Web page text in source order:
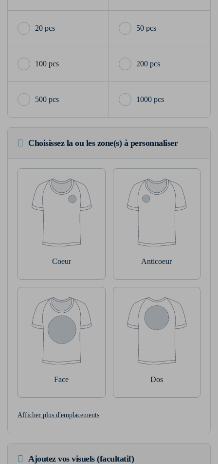
20 pcs 50 pcs
100 pcs 200 pcs
500 pcs 1000 pcs
Choisissez la ou les zone(s) à personnaliser
Coeur Anticoeur
Face Dos
Afficher plus d'emplacements
Ajoutez vos visuels (facultatif)